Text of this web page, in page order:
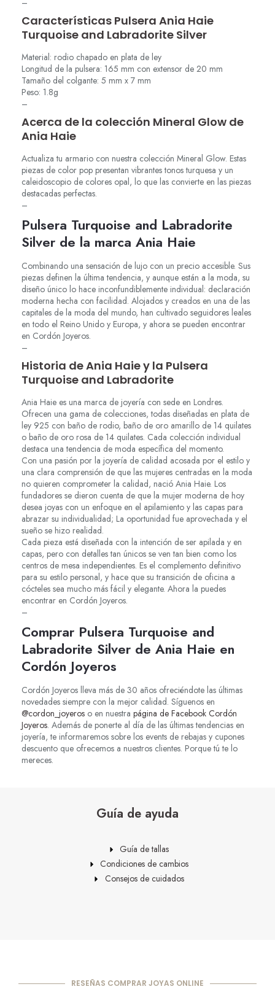
–
Características Pulsera Ania Haie
Turquoise and Labradorite Silver
Material: rodio chapado en plata de ley
Longitud de la pulsera: 165 mm con extensor de 20 mm
Tamaño del colgante: 5 mm x 7 mm
Peso: 1.8g
–
Acerca de la colección Mineral Glow de
Ania Haie
Actualiza tu armario con nuestra colección Mineral Glow. Estas
piezas de color pop presentan vibrantes tonos turquesa y un
caleidoscopio de colores opal, lo que las convierte en las piezas
destacadas perfectas.
–
Pulsera Turquoise and Labradorite
Silver de la marca Ania Haie
Combinando una sensación de lujo con un precio accesible. Sus
piezas definen la última tendencia, y aunque están a la moda, su
diseño único lo hace inconfundiblemente individual: declaración
moderna hecha con facilidad. Alojados y creados en una de las
capitales de la moda del mundo, han cultivado seguidores leales
en todo el Reino Unido y Europa, y ahora se pueden encontrar
en Cordón Joyeros.
–
Historia de Ania Haie y la Pulsera
Turquoise and Labradorite
Ania Haie es una marca de joyería con sede en Londres.
Ofrecen una gama de colecciones, todas diseñadas en plata de
ley 925 con baño de rodio, baño de oro amarillo de 14 quilates
o baño de oro rosa de 14 quilates. Cada colección individual
destaca una tendencia de moda específica del momento.
Con una pasión por la joyería de calidad acosada por el estilo y
una clara comprensión de que las mujeres centradas en la moda
no quieren comprometer la calidad, nació Ania Haie. Los
fundadores se dieron cuenta de que la mujer moderna de hoy
desea joyas con un enfoque en el apilamiento y las capas para
abrazar su individualidad; La oportunidad fue aprovechada y el
sueño se hizo realidad.
Cada pieza está diseñada con la intención de ser apilada y en
capas, pero con detalles tan únicos se ven tan bien como los
centros de mesa independientes. Es el complemento definitivo
para su estilo personal, y hace que su transición de oficina a
cócteles sea mucho más fácil y elegante. Ahora la puedes
encontrar en Cordón Joyeros.
–
Comprar Pulsera Turquoise and
Labradorite Silver de Ania Haie en
Cordón Joyeros
Cordón Joyeros lleva más de 30 años ofreciéndote las últimas
novedades siempre con la mejor calidad. Síguenos en
@cordon_joyeros o en nuestra página de Facebook Cordón
Joyeros. Además de ponerte al día de las últimas tendencias en
joyería, te informaremos sobre los events de rebajas y cupones
descuento que ofrecemos a nuestros clientes. Porque tú te lo
mereces.
Guía de ayuda
Guía de tallas
Condiciones de cambios
Consejos de cuidados
RESEÑAS COMPRAR JOYAS ONLINE